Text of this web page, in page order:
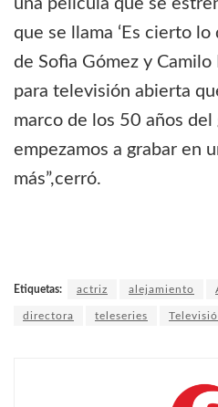
que se llama ‘Es cierto
de Sofìa Gómez y
para televisión abierta
marco de los 50 años
empezamos a grabar en
más”,cerró.
Etiquetas: actriz alejamiento
directora teleseries